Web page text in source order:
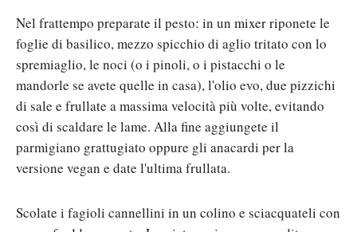
Nel frattempo preparate il pesto: in un mixer riponete le
foglie di basilico, mezzo spicchio di aglio tritato con lo
spremiaglio, le noci (o i pinoli, o i pistacchi o le
mandorle se avete quelle in casa), l'olio evo, due pizzichi
di sale e frullate a massima velocità più volte, evitando
così di scaldare le lame. Alla fine aggiungete il
parmigiano grattugiato oppure gli anacardi per la
versione vegan e date l'ultima frullata.
Scolate i fagioli cannellini in un colino e sciacquateli con